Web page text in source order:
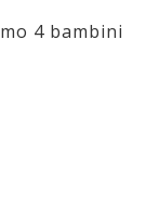
4 bambini